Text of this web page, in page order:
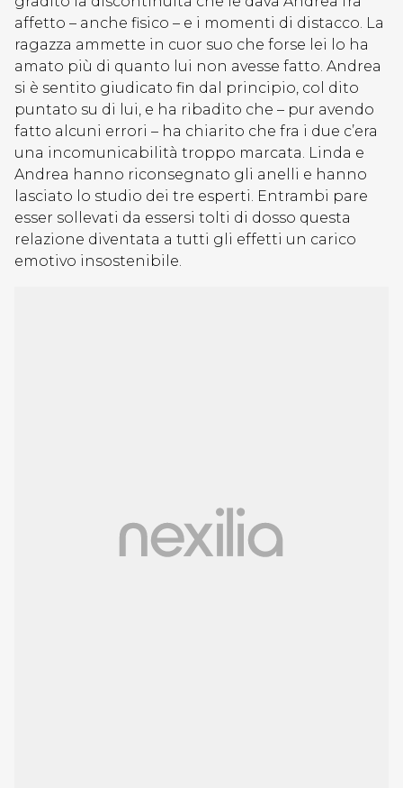
affetto – anche fisico – e i momenti di distacco. La
ragazza ammette in cuor suo che forse lei lo ha
amato più di quanto lui non avesse fatto. Andrea
si è sentito giudicato fin dal principio, col dito
puntato su di lui, e ha ribadito che – pur avendo
fatto alcuni errori – ha chiarito che fra i due c’era
una incomunicabilità troppo marcata. Linda e
Andrea hanno riconsegnato gli anelli e hanno
lasciato lo studio dei tre esperti. Entrambi pare
esser sollevati da essersi tolti di dosso questa
relazione diventata a tutti gli effetti un carico
emotivo insostenibile.